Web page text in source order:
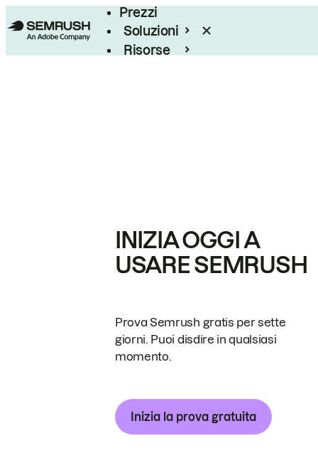
Prezzi
Soluzioni
Risorse
INIZIA OGGI A
USARE SEMRUSH
Prova Semrush gratis per sette
giorni. Puoi disdire in qualsiasi
momento.
Inizia la prova gratuita